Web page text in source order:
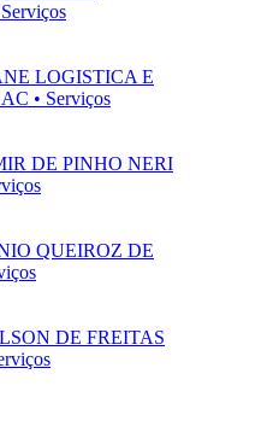
LOGISTICA E
• Serviços
DE PINHO NERI
QUEIROZ DE
DE FREITAS